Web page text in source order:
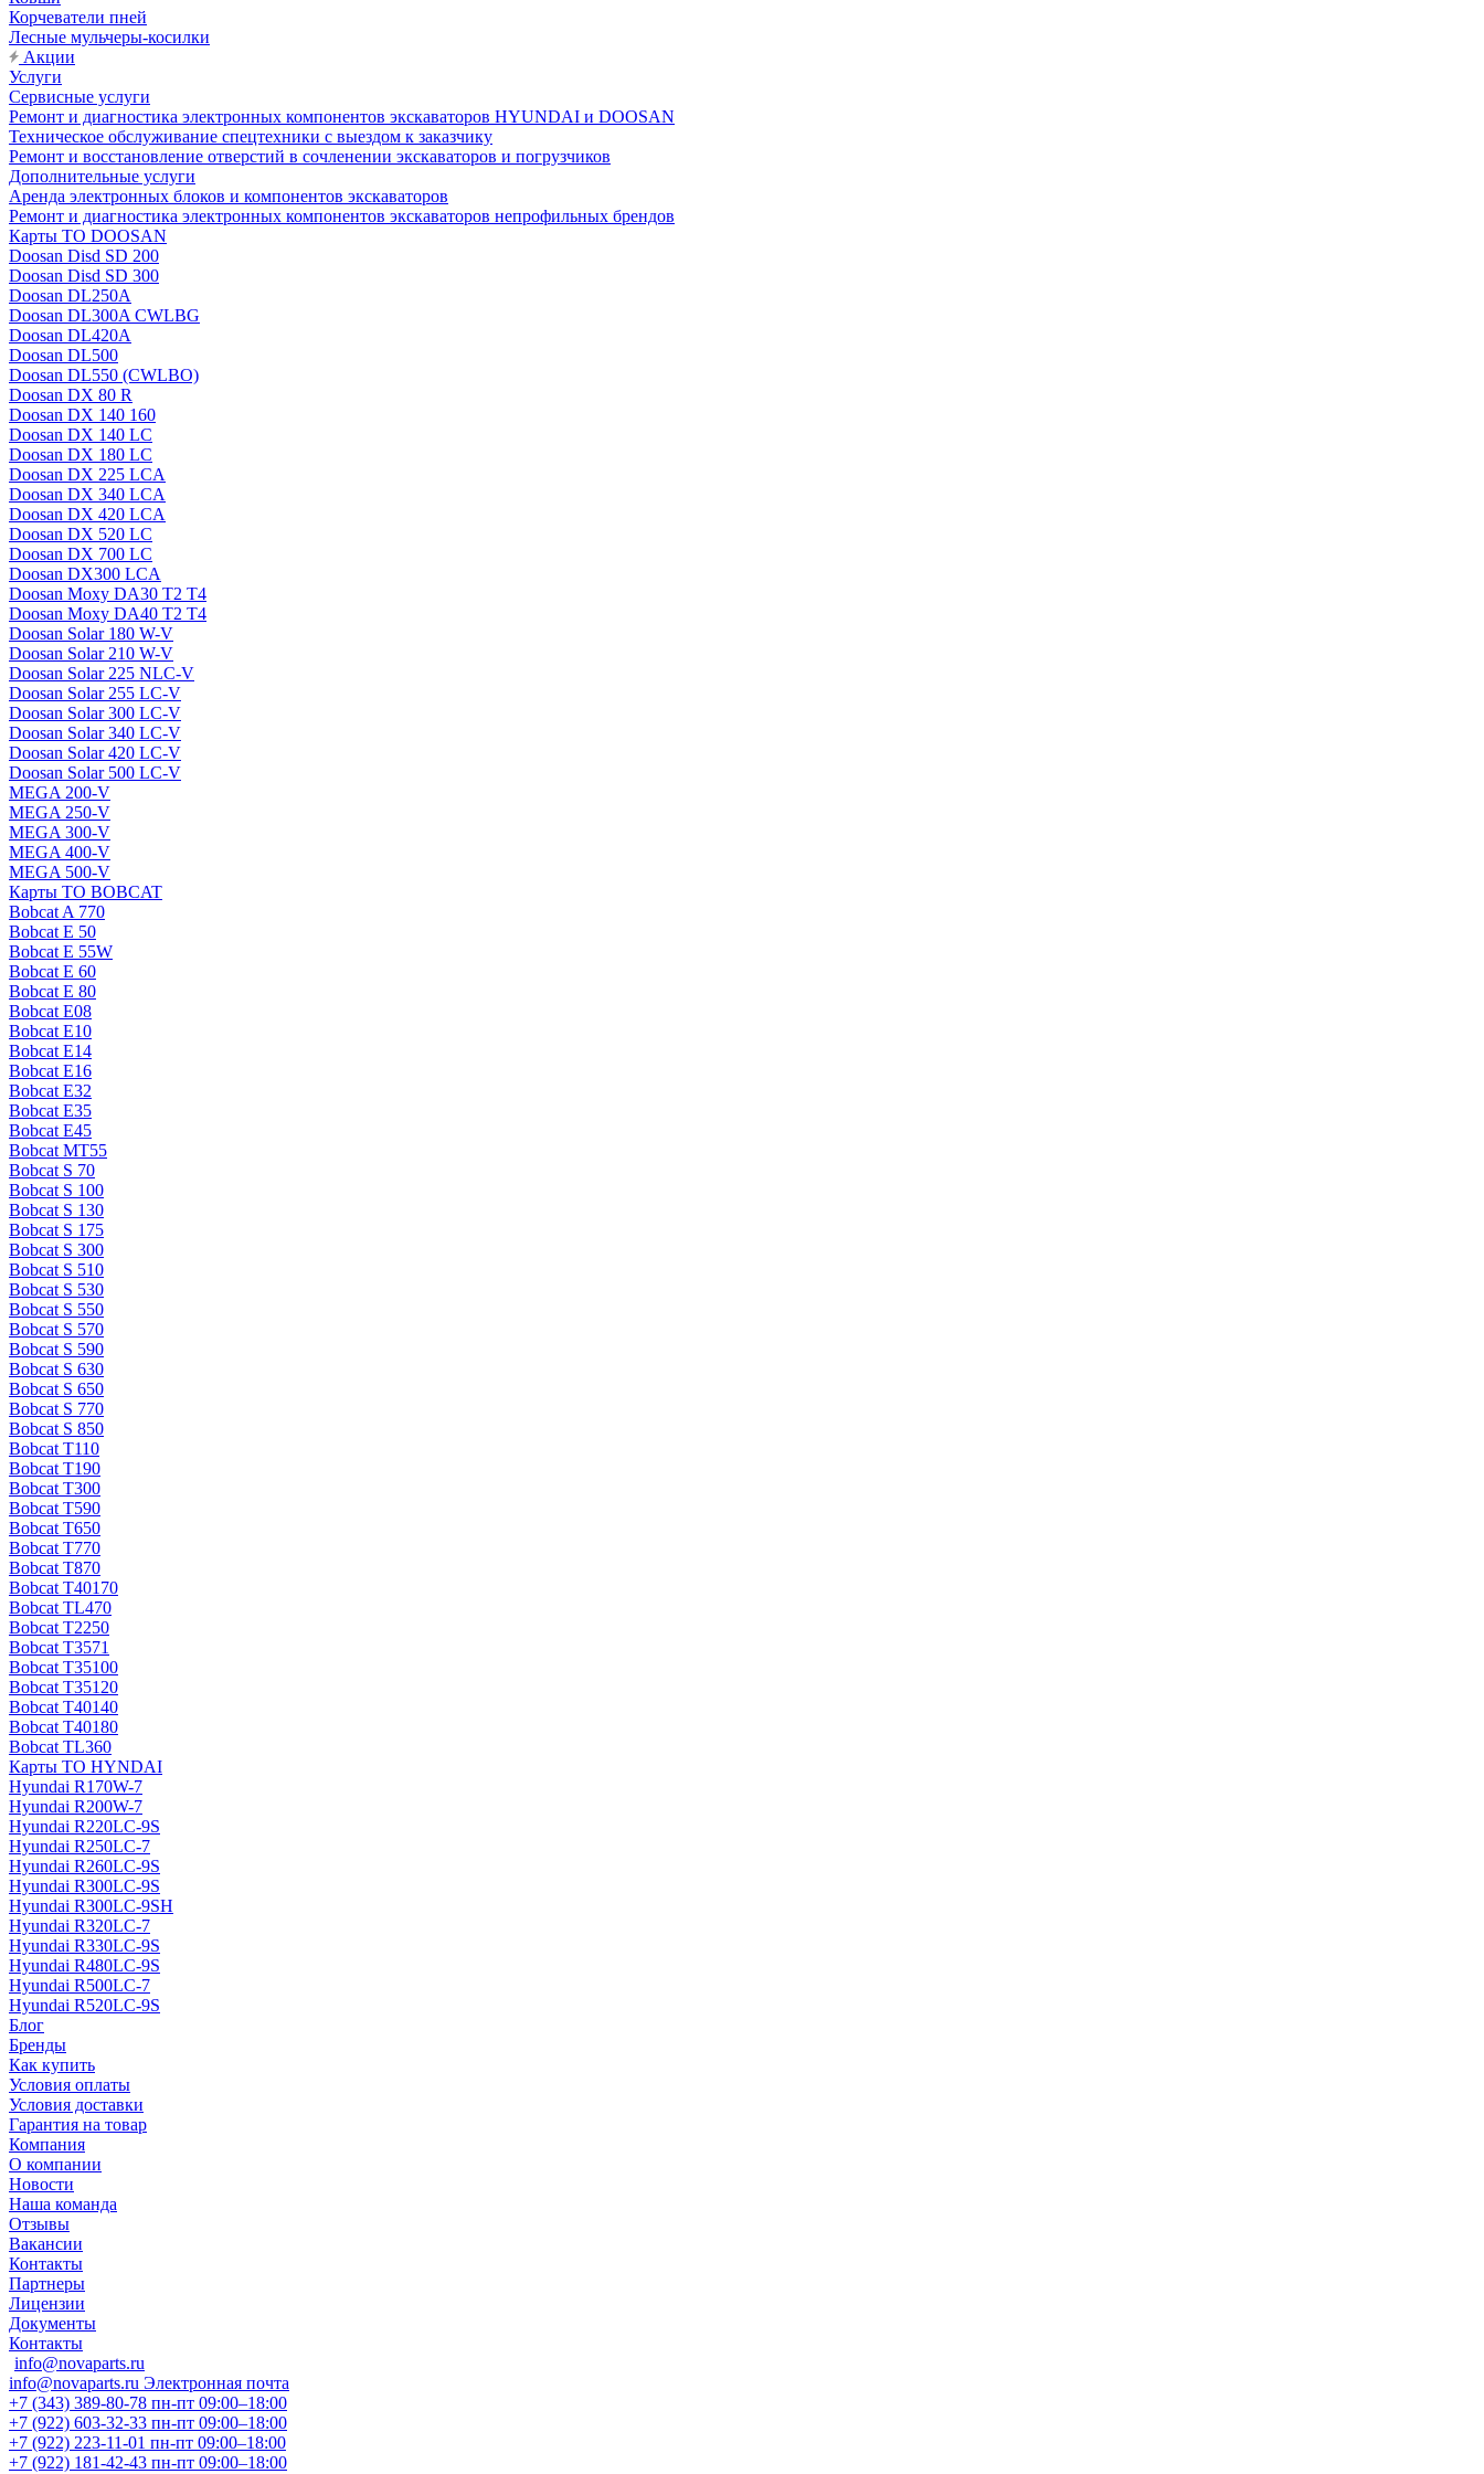
Корчеватели пней
Лесные мульчеры-косилки
Акции
Услуги
Сервисные услуги
Ремонт и диагностика электронных компонентов экскаваторов HYUNDAI и DOOSAN
Техническое обслуживание спецтехники с выездом к заказчику
Ремонт и восстановление отверстий в сочленении экскаваторов и погрузчиков
Дополнительные услуги
Аренда электронных блоков и компонентов экскаваторов
Ремонт и диагностика электронных компонентов экскаваторов непрофильных брендов
Карты ТО DOOSAN
Doosan Disd SD 200
Doosan Disd SD 300
Doosan DL250A
Doosan DL300A CWLBG
Doosan DL420A
Doosan DL500
Doosan DL550 (CWLBO)
Doosan DX 80 R
Doosan DX 140 160
Doosan DX 140 LC
Doosan DX 180 LC
Doosan DX 225 LCA
Doosan DX 340 LCA
Doosan DX 420 LCA
Doosan DX 520 LC
Doosan DX 700 LC
Doosan DX300 LCA
Doosan Moxy DA30 T2 T4
Doosan Moxy DA40 T2 T4
Doosan Solar 180 W-V
Doosan Solar 210 W-V
Doosan Solar 225 NLC-V
Doosan Solar 255 LC-V
Doosan Solar 300 LC-V
Doosan Solar 340 LC-V
Doosan Solar 420 LC-V
Doosan Solar 500 LC-V
MEGA 200-V
MEGA 250-V
MEGA 300-V
MEGA 400-V
MEGA 500-V
Карты ТО BOBCAT
Bobcat A 770
Bobcat E 50
Bobcat E 55W
Bobcat E 60
Bobcat E 80
Bobcat E08
Bobcat E10
Bobcat E14
Bobcat E16
Bobcat E32
Bobcat E35
Bobcat E45
Bobcat MT55
Bobcat S 70
Bobcat S 100
Bobcat S 130
Bobcat S 175
Bobcat S 300
Bobcat S 510
Bobcat S 530
Bobcat S 550
Bobcat S 570
Bobcat S 590
Bobcat S 630
Bobcat S 650
Bobcat S 770
Bobcat S 850
Bobcat T110
Bobcat T190
Bobcat T300
Bobcat T590
Bobcat T650
Bobcat T770
Bobcat T870
Bobcat T40170
Bobcat TL470
Bobcat Т2250
Bobcat Т3571
Bobcat Т35100
Bobcat Т35120
Bobcat Т40140
Bobcat Т40180
Bobcat ТL360
Карты ТО HYNDAI
Hyundai R170W-7
Hyundai R200W-7
Hyundai R220LC-9S
Hyundai R250LC-7
Hyundai R260LC-9S
Hyundai R300LC-9S
Hyundai R300LC-9SH
Hyundai R320LC-7
Hyundai R330LC-9S
Hyundai R480LC-9S
Hyundai R500LC-7
Hyundai R520LC-9S
Блог
Бренды
Как купить
Условия оплаты
Условия доставки
Гарантия на товар
Компания
О компании
Новости
Наша команда
Отзывы
Вакансии
Контакты
Партнеры
Лицензии
Документы
Контакты
info@novaparts.ru
info@novaparts.ru Электронная почта
+7 (343) 389-80-78 пн-пт 09:00–18:00
+7 (922) 603-32-33 пн-пт 09:00–18:00
+7 (922) 223-11-01 пн-пт 09:00–18:00
+7 (922) 181-42-43 пн-пт 09:00–18:00